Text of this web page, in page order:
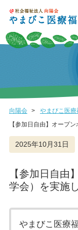
向陽会 やまびこ医
【参加日自由】オープ
2025年10月31日
【参加日自由
学会）を実施
やまびこ医療